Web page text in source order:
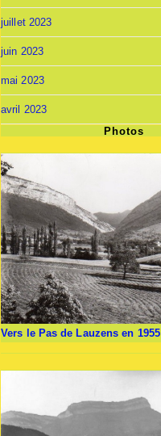
juillet 2023
juin 2023
mai 2023
avril 2023
Photos
Vers le Pas de Lauzens en 1955